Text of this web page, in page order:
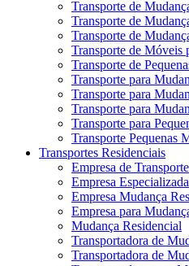
Transporte de
Transporte de
Transporte de
Transporte de Móveis
Transporte de
Transporte para
Transporte para
Transporte para
Transporte para
Transporte Pequenas
Transportes Residenciais
Empresa de
Empresa
Empresa Mudança
Empresa para
Mudança Residencial
Transportadora de
Transportadora de